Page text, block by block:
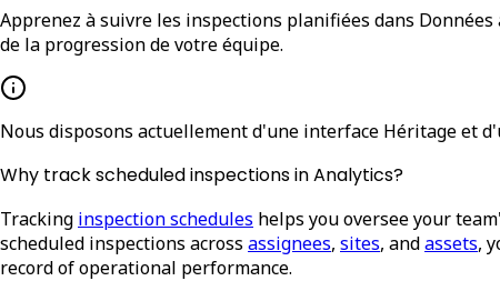
Apprenez à suivre les inspections planifiées dans
de la progression de votre équipe.
Nous disposons actuellement d'une interface Héritage et
Why track scheduled inspections in Analytics?
Tracking inspection schedules helps you oversee your
scheduled inspections across assignees, sites, andassets,
record of operational performance.